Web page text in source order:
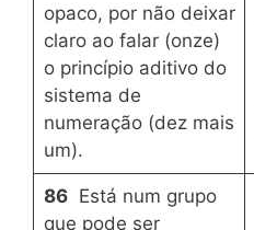
opaco, por não deixar
claro ao falar (onze)
o princípio aditivo do
sistema de
numeração (dez mais
um).
86Está num grupo
que pode ser